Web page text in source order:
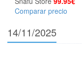
Comparar precio
14/11/2025